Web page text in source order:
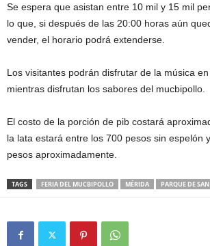
Se espera que asistan entre 10 mil y 15 mil
lo que, si después de las 20:00 horas aún
vender, el horario podrá extenderse.
Los visitantes podrán disfrutar de la música
mientras disfrutan los sabores del mucbipollo.
El costo de la porción de pib costará
la lata estará entre los 700 pesos sin espelón
pesos aproximadamente.
TAGS FERIA DEL MUCBIPOLLO MÉRIDA PARQUE DE